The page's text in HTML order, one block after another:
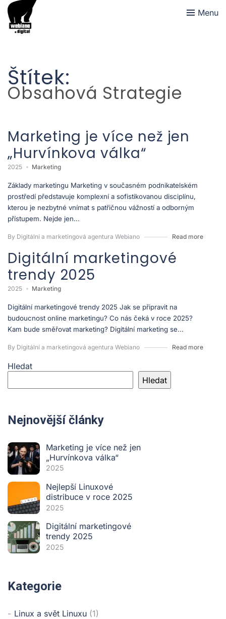
Menu
Štítek:
Obsahová Strategie
Marketing je více než jen
„Hurvínkova válka“
2025 Marketing
Základy marketingu Marketing v současném podnikatelském
prostředí představuje komplexní a sofistikovanou disciplínu,
kterou je nezbytné vnímat s patřičnou vážností a odborným
přístupem. Nejde jen...
By Digitální a marketingová agentura Webiano Read more
Digitální marketingové
trendy 2025
2025 Marketing
Digitální marketingové trendy 2025 Jak se připravit na
budoucnost online marketingu? Co nás čeká v roce 2025?
Kam bude směřovat marketing? Digitální marketing se...
By Digitální a marketingová agentura Webiano Read more
Hledat
Hledat
Nejnovější články
Marketing je více než jen
„Hurvínkova válka“
2025
Nejlepší Linuxové
distribuce v roce 2025
2025
Digitální marketingové
trendy 2025
2025
Kategorie
Linux a svět Linuxu (1)